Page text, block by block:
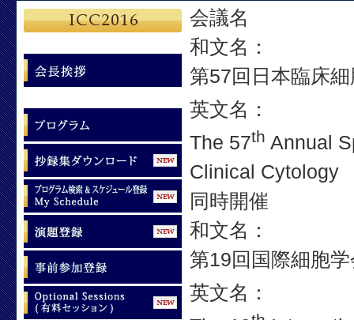
会議名
和文名：
第57回日本臨床
英文名：
The 57th Annual
Clinical Cytology
同時開催
和文名：
第19回国際細胞
英文名：